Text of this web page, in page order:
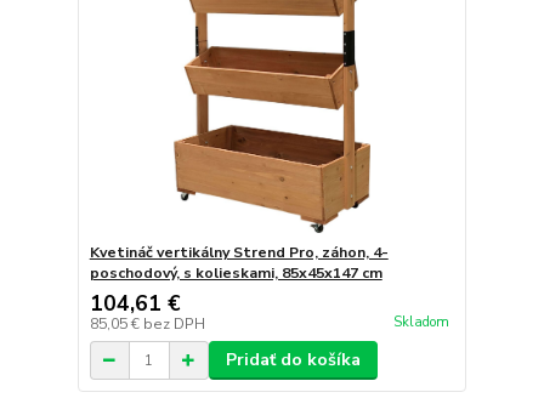
Kvetináč vertikálny Strend Pro, záhon, 4-
poschodový, s kolieskami, 85x45x147 cm
104,61 €
85,05 € bez DPH Skladom
Pridať do košíka